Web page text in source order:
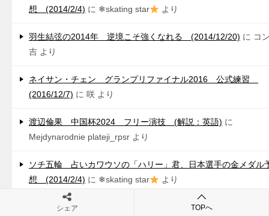
想 (2014/2/4) に ❄skating star より
羽生結弦の2014年 逆境こそ強くなれる (2014/12/20) に コ
吉 より
ネイサン・チェン グランプリファイナル2016 公式練習
(2016/12/7) に 咲 より
渡辺倫果 中国杯2024 フリー演技 (解説：英語) に
Mejdynarodnie plateji_rpsr より
ソチ五輪 占いカワウソの「ハリー」君、日本選手の金メダル
想 (2014/2/4) に ❄skating star より
羽生結弦の2014年 逆境こそ強くなれる (2014/12/20)
シェア TOPへ